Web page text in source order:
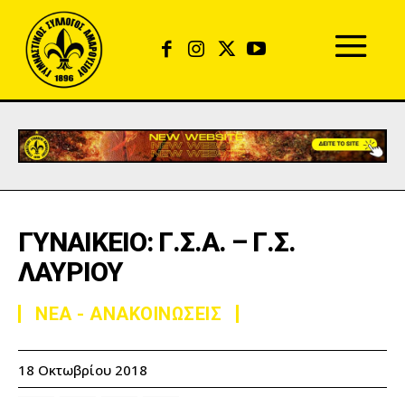
ΓΥΝΑΙΚΕΙΟ: Γ.Σ.Α. – Γ.Σ.
ΛΑΥΡΙΟΥ
ΝΕΑ - ΑΝΑΚΟΙΝΩΣΕΙΣ
18 Οκτωβρίου 2018